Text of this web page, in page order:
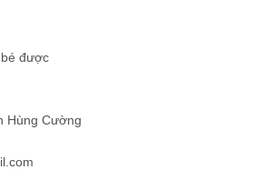
được
Hùng Cường